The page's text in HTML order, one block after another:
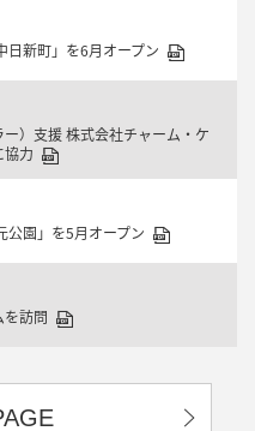
日新町」を6月オープン
）支援 株式会社チャーム・ケ
協力
公園」を5月オープン
訪問